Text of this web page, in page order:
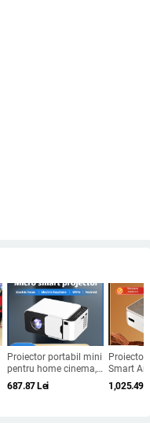
Proiector portabil mini
pentru home cinema,
compatibil cu
smartphone, rezoluție
687.87Lei
Proiector
Smart
pentru
și
1,025.49